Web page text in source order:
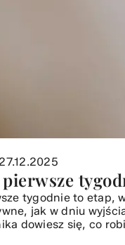
27.12.2025
tygodnie to etap,
jak w dniu
dowiesz się, co